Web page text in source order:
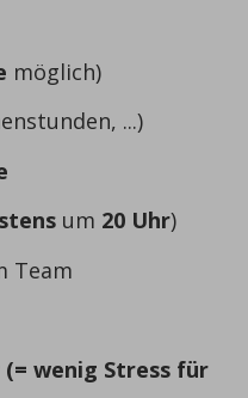
möglich)
...)
um 20 Uhr)
Team
(= wenig Stressfür